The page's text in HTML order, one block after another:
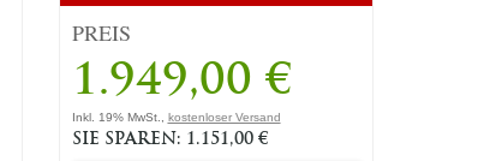
PREIS
1.949,00 €
Inkl. 19% MwSt., kostenloser Versand
SIE SPAREN: 1.151,00 €